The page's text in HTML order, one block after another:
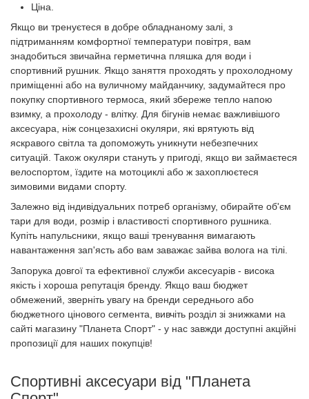
Ціна.
Якщо ви тренуєтеся в добре обладнаному залі, з
підтриманням комфортної температури повітря, вам
знадобиться звичайна герметична пляшка для води і
спортивний рушник. Якщо заняття проходять у прохолодному
приміщенні або на вуличному майданчику, задумайтеся про
покупку спортивного термоса, який збереже тепло напою
взимку, а прохолоду - влітку. Для бігунів немає важливішого
аксесуара, ніж сонцезахисні окуляри, які врятують від
яскравого світла та допоможуть уникнути небезпечних
ситуацій. Також окуляри стануть у пригоді, якщо ви займаєтеся
велоспортом, їздите на мотоциклі або ж захоплюєтеся
зимовими видами спорту.
Залежно від індивідуальних потреб організму, обирайте об'єм
тари для води, розмір і властивості спортивного рушника.
Купіть напульсники, якщо ваші тренування вимагають
навантаження зап'ясть або вам заважає зайва волога на тілі.
Запорука довгої та ефективної служби аксесуарів - висока
якість і хороша репутація бренду. Якщо ваш бюджет
обмежений, зверніть увагу на бренди середнього або
бюджетного цінового сегмента, вивчіть розділ зі знижками на
сайті магазину "Планета Спорт" - у нас завжди доступні акційні
пропозиції для наших покупців!
Спортивні аксесуари від "Планета